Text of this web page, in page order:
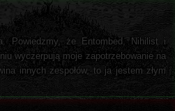
Powiedzmy, że Entombed, Nihilist i
wyczerpują moje zapotrzebowanie na
innych zespołów, to ja jestem złym